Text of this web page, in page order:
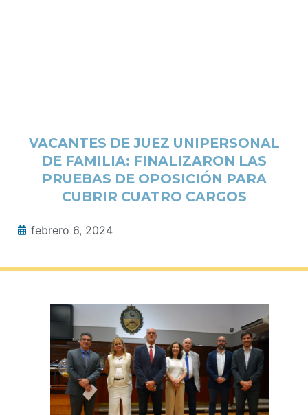
VACANTES DE JUEZ UNIPERSONAL
DE FAMILIA: FINALIZARON LAS
PRUEBAS DE OPOSICIÓN PARA
CUBRIR CUATRO CARGOS
febrero 6, 2024